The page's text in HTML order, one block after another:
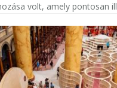
volt, amely pontosan